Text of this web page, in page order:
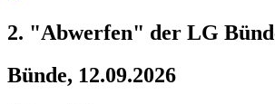
2. "Abwerfen" der LG
Bünde, 12.09.2026